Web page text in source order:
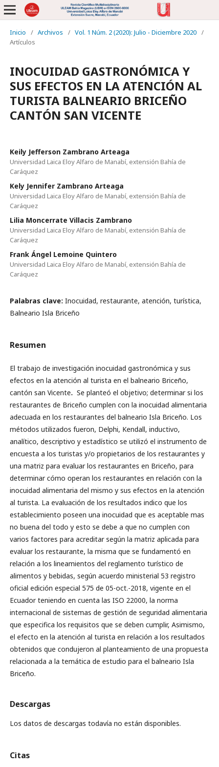
Inicio / Archivos / Vol. 1 Núm. 2 (2020): Julio - Diciembre 2020 /
Artículos
INOCUIDAD GASTRONÓMICA Y
SUS EFECTOS EN LA ATENCIÓN AL
TURISTA BALNEARIO BRICEÑO
CANTÓN SAN VICENTE
Keily Jefferson Zambrano Arteaga
Universidad Laica Eloy Alfaro de Manabí, extensión Bahía de
Caráquez
Kely Jennifer Zambrano Arteaga
Universidad Laica Eloy Alfaro de Manabí, extensión Bahía de
Caráquez
Lilia Moncerrate Villacis Zambrano
Universidad Laica Eloy Alfaro de Manabí, extensión Bahía de
Caráquez
Frank Ángel Lemoine Quintero
Universidad Laica Eloy Alfaro de Manabí, extensión Bahía de
Caráquez
Palabras clave: Inocuidad, restaurante, atención, turística,
Balneario Isla Briceño
Resumen
El trabajo de investigación inocuidad gastronómica y sus
efectos en la atención al turista en el balneario Briceño,
cantón san Vicente. Se planteó el objetivo; determinar si los
restaurantes de Briceño cumplen con la inocuidad alimentaria
adecuada en los restaurantes del balneario Isla Briceño. Los
métodos utilizados fueron, Delphi, Kendall, inductivo,
analítico, descriptivo y estadístico se utilizó el instrumento de
encuesta a los turistas y/o propietarios de los restaurantes y
una matriz para evaluar los restaurantes en Briceño, para
determinar cómo operan los restaurantes en relación con la
inocuidad alimentaria del mismo y sus efectos en la atención
al turista. La evaluación de los resultados indico que los
establecimiento poseen una inocuidad que es aceptable mas
no buena del todo y esto se debe a que no cumplen con
varios factores para acreditar según la matriz aplicada para
evaluar los restaurante, la misma que se fundamentó en
relación a los lineamientos del reglamento turístico de
alimentos y bebidas, según acuerdo ministerial 53 registro
oficial edición especial 575 de 05-oct.-2018, vigente en el
Ecuador teniendo en cuenta las ISO 22000, la norma
internacional de sistemas de gestión de seguridad alimentaria
que especifica los requisitos que se deben cumplir, Asimismo,
el efecto en la atención al turista en relación a los resultados
obtenidos que condujeron al planteamiento de una propuesta
relacionada a la temática de estudio para el balneario Isla
Briceño.
Descargas
Los datos de descargas todavía no están disponibles.
Citas